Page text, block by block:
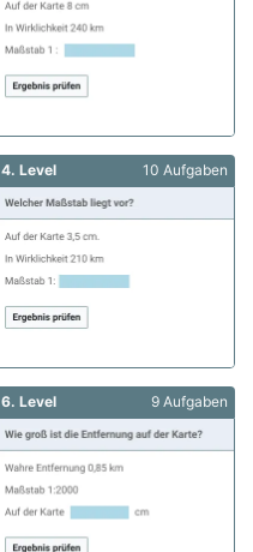
4. Level 10 Aufgaben
6. Level 9 Aufgaben